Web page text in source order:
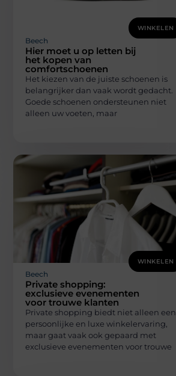
WINKELEN
Beech
Hier moet u op letten bij
het kopen van
comfortschoenen
Het kiezen van de juiste schoenen is
belangrijker dan vaak wordt gedacht.
Goede schoenen ondersteunen niet
alleen uw voeten, maar
WINKELEN
Beech
Private shopping:
exclusieve evenementen
voor trouwe klanten
Private shopping biedt niet alleen een
persoonlijke en luxe winkelervaring,
maar gaat vaak ook gepaard met
exclusieve evenementen voor trouwe